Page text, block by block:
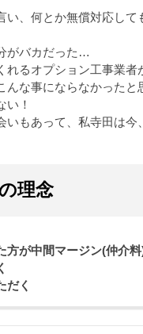
い、何とか無償対応し
がバカだった…
れるオプション工事業
んな事にならなかった
い！
いもあって、私寺田は
理念
方が中間マージン(仲介
だく